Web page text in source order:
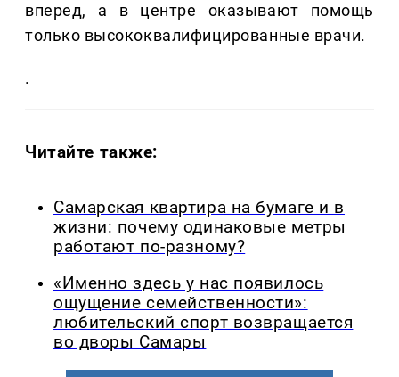
вперед, а в центре оказывают помощь
только высококвалифицированные врачи.
.
Читайте также:
Самарская квартира на бумаге и в
жизни: почему одинаковые метры
работают по-разному?
«Именно здесь у нас появилось
ощущение семейственности»:
любительский спорт возвращается
во дворы Самары